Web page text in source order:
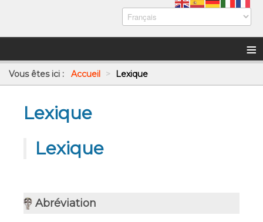
≡
Vous êtes ici : Accueil > Lexique
Lexique
Lexique
Abréviation